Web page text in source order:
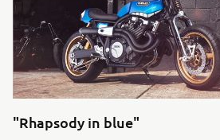
"Rhapsody in blue"